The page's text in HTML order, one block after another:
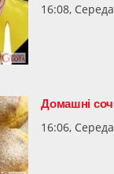
16:08,
Домашні
16:06,